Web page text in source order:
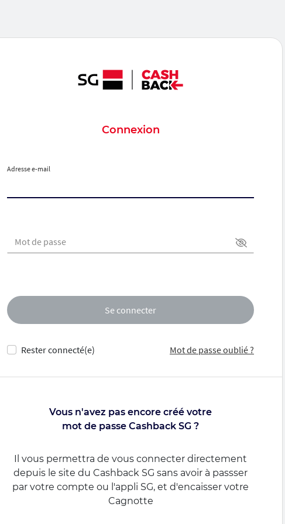
Connexion
Adresse e-mail
Mot de passe
Se connecter
Rester connecté(e) Mot de passe oublié ?
Vous n'avez pas encore créé votre
mot de passe Cashback SG ?
Il vous permettra de vous connecter directement
depuis le site du Cashback SG sans avoir à passser
par votre compte ou l'appli SG, et d'encaisser votre
Cagnotte